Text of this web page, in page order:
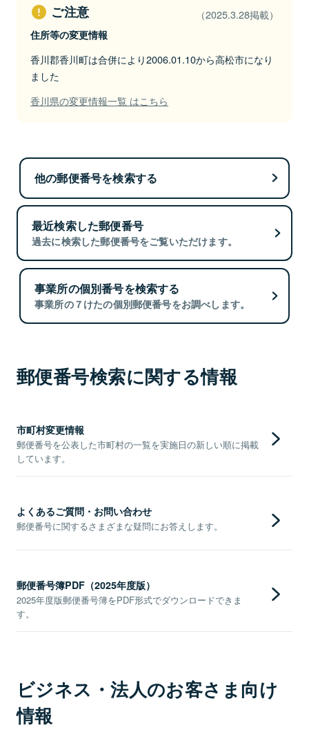
ご注意 （2025.3.28掲載）
住所等の変更情報
香川郡香川町は合併により2006.01.10から高松市になり
ました
香川県の変更情報一覧 はこちら
他の郵便番号を検索する
最近検索した郵便番号
過去に検索した郵便番号をご覧いただけます。
事業所の個別番号を検索する
事業所の７けたの個別郵便番号をお調べします。
郵便番号検索に関する情報
市町村変更情報
郵便番号を公表した市町村の一覧を実施日の新しい順に掲載
しています。
よくあるご質問・お問い合わせ
郵便番号に関するさまざまな疑問にお答えします。
郵便番号簿PDF（2025年度版）
2025年度版郵便番号簿をPDF形式でダウンロードできま
す。
ビジネス・法人のお客さま向け
情報